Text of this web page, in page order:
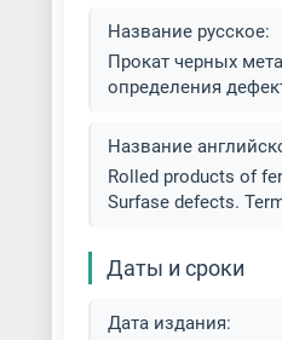
Лист рифленый
Лист/Рулон
Лист/Рулон
к)
Название русское:
Прокат черных
определения
Название
Rolled products of
Surfase defects.
Даты и сроки
Дата издания: